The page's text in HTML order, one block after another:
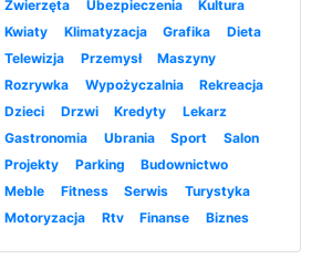
Zwierzęta
Ubezpieczenia
Kultura
Kwiaty
Klimatyzacja Grafika
Dieta
Telewizja
Przemysł
Maszyny
Rozrywka
Wypożyczalnia
Rekreacja
Dzieci
Drzwi Kredyty
Lekarz
Gastronomia
Ubrania Sport
Salon
Projekty
Parking
Budownictwo
Meble
Fitness Serwis
Turystyka
Motoryzacja
Rtv Finanse Biznes